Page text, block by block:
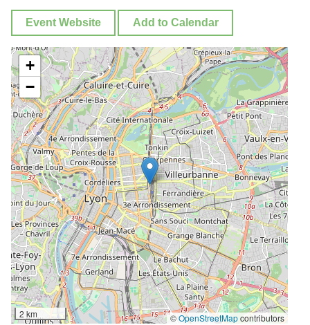
Event Website Add to Calendar
+
−
2 km ©OpenStreetMapcontributors